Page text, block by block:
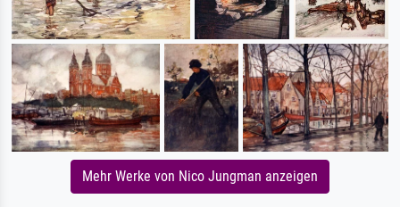
Mehr Werke von Nico Jungman anzeigen